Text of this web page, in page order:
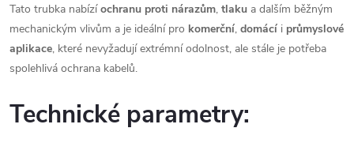
Tato trubka nabízíochranu proti nárazům, tlaku a dalším běžným
mechanickým vlivům a je ideální pro komerční, domácí i průmyslové
aplikace, které nevyžadují extrémní odolnost, ale stále je potřeba
spolehlivá ochrana kabelů.
Technické parametry: